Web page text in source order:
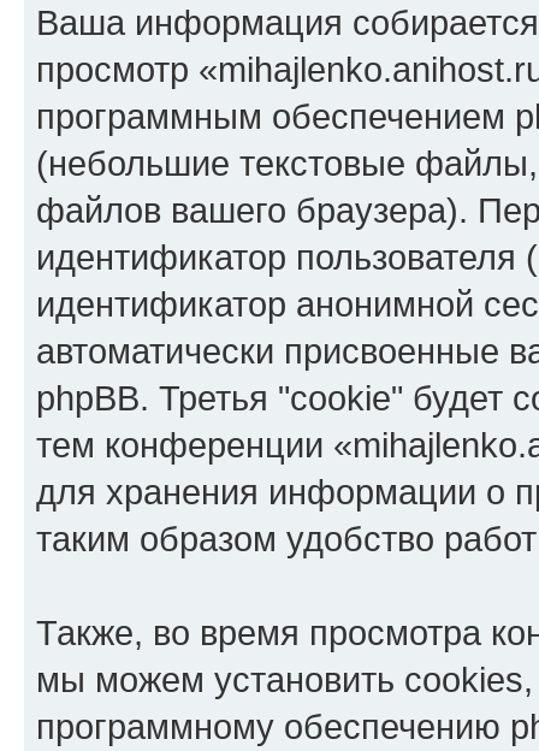
Ваша информация
просмотр
программным обеспечением
(небольшие текстовые
файлов вашего браузера).
идентификатор
идентификатор анонимной
автоматически присвоенные
phpBB. Третья "cookie" будет
тем конференции
для хранения информации о
таким образом удобство
Также, во время просмотра
мы можем установить
программному обеспечению